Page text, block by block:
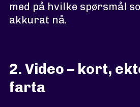
med på hvilke spørsmål
akkurat nå.
2. Video – kort,
farta